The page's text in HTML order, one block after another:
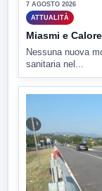
7 AGOSTO 2026
ATTUALITÀ
Miasmi e
Nessuna nuova
sanitaria nel...